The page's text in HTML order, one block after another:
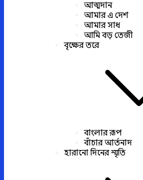
আত্মদান
আমার এ দেশ
আমার সাধ
আমি বড় তেজী
বৃক্ষের তরে
বাংলার রূপ
বাঁচার আর্তনাদ
হারানো দিনের স্মৃতি